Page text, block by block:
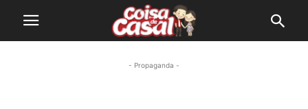
- Propaganda -